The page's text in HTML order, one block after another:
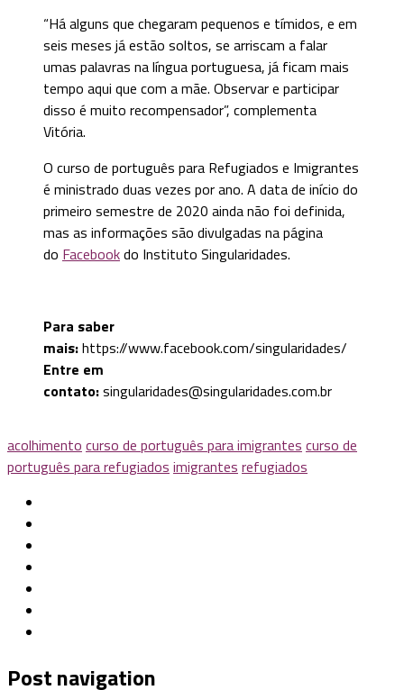
“Há alguns que chegaram pequenos e tímidos, e em
seis meses já estão soltos, se arriscam a falar
umas palavras na língua portuguesa, já ficam mais
tempo aqui que com a mãe. Observar e participar
disso é muito recompensador”, complementa
Vitória.
O curso de português para Refugiados e Imigrantes
é ministrado duas vezes por ano. A data de início do
primeiro semestre de 2020 ainda não foi definida,
mas as informações são divulgadas na página
do Facebookdo Instituto Singularidades.
Para saber
mais:https://www.facebook.com/singularidades/
Entre em
contato:singularidades@singularidades.com.br
acolhimento curso de português para imigrantes curso de
português para refugiados imigrantes refugiados
Post navigation